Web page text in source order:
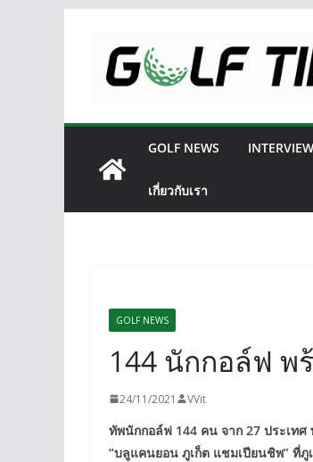
content
GOLF NEWS INTERVIEW
เกี่ยวกับเรา
GOLF NEWS
144 นักกอล์ฟ พ
24/11/2021 VVit
ทัพนักกอล์ฟ 144 คน จาก 27 ประเทศ
“บลูแคนยอน ภูเก็ต แชมเปียนชิพ” ที่ภู